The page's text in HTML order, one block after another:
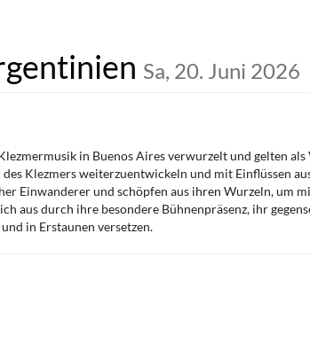
Sa, 20. Juni 2026
in Buenos Aires verwurzelt und gelten
Klezmers weiterzuentwickeln und mit Einflüssen
Einwanderer und schöpfen aus ihren Wurzeln, um
aus durch ihre besondere Bühnenpräsenz, ihr
in Erstaunen versetzen.